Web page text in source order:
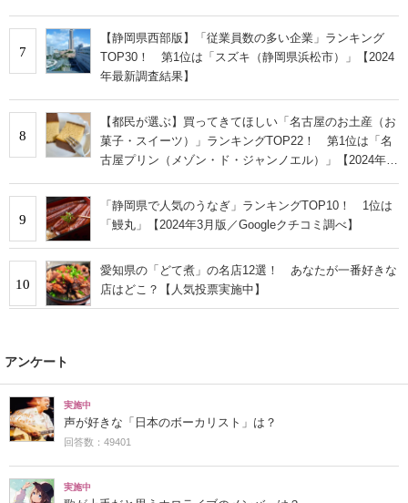
7
【静岡県西部版】「従業員数の多い企業」ランキング
TOP30！ 第1位は「スズキ（静岡県浜松市）」【2024
年最新調査結果】
8
【都民が選ぶ】買ってきてほしい「名古屋のお土産（お
菓子・スイーツ）」ランキングTOP22！ 第1位は「名
古屋プリン（メゾン・ド・ジャンノエル）」【2024年最
9
「静岡県で人気のうなぎ」ランキングTOP10！ 1位は
「鰻丸」【2024年3月版／Googleクチコミ調べ】
10
愛知県の「どて煮」の名店12選！ あなたが一番好きな
店はどこ？【人気投票実施中】
アンケート
実施中
声が好きな「日本のボーカリスト」は？
回答数：49401
実施中